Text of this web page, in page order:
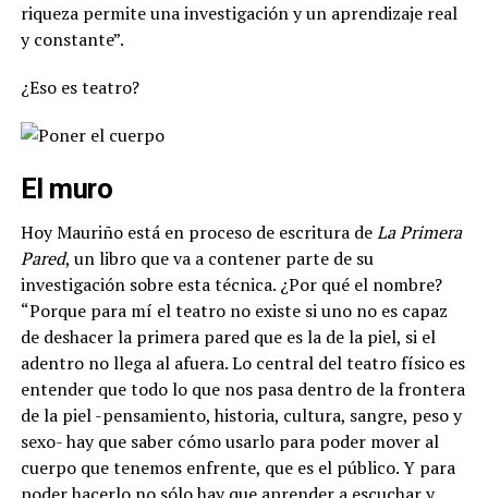
riqueza permite una investigación y un aprendizaje real
y constante”.
¿Eso es teatro?
El muro
Hoy Mauriño está en proceso de escritura deLa Primera
Pared, un libro que va a contener parte de su
investigación sobre esta técnica. ¿Por qué el nombre?
“Porque para mí el teatro no existe si uno no es capaz
de deshacer la primera pared que es la de la piel, si el
adentro no llega al afuera. Lo central del teatro físico es
entender que todo lo que nos pasa dentro de la frontera
de la piel -pensamiento, historia, cultura, sangre, peso y
sexo- hay que saber cómo usarlo para poder mover al
cuerpo que tenemos enfrente, que es el público. Y para